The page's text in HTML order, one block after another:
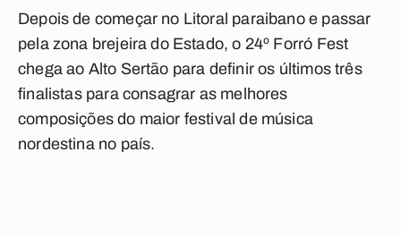
Depois de começar no Litoral paraibano e passar
pela zona brejeira do Estado, o 24º Forró Fest
chega ao Alto Sertão para definir os últimos três
finalistas para consagrar as melhores
composições do maior festival de música
nordestina no país.